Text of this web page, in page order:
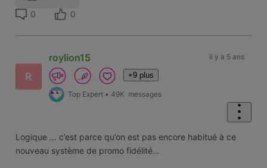
0 0
R
roylion15
+9 plus
Top Expert • 49K messages
il y a 5 ans
Logique … c’est parce qu’on est pas encore habitué à ce
nouveau système de promo fidélité…